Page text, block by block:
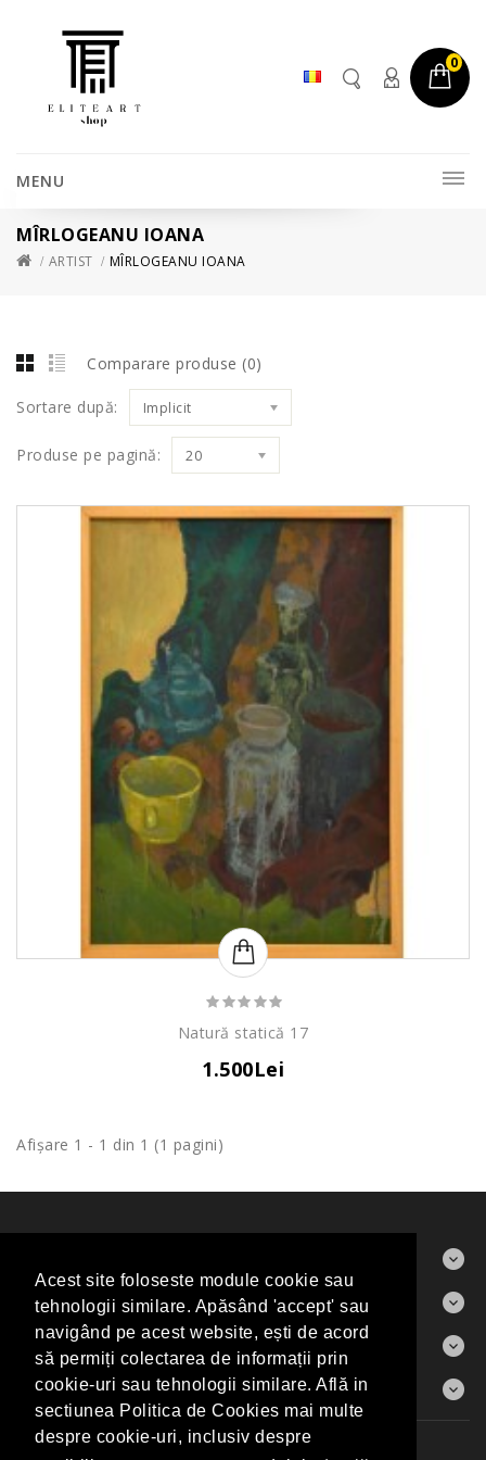
Acest site foloseste module cookie sau
tehnologii similare. Apăsând 'accept' sau
navigând pe acest website, ești de acord
să permiți colectarea de informații prin
cookie-uri sau tehnologii similare. Află in
sectiunea Politica de Cookies mai multe
despre cookie-uri, inclusiv despre
0
MENU
MÎRLOGEANU IOANA
ARTIST MÎRLOGEANU IOANA
Comparare produse (0)
Sortare după: Implicit
Produse pe pagină: 20
Natură statică 17
1.500Lei
Afişare 1 - 1 din 1 (1 pagini)
CONTACT
INFORMAŢII
CONTUL MEU
Producători Harta Sitului